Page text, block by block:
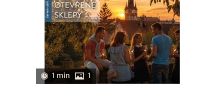
1 min 1